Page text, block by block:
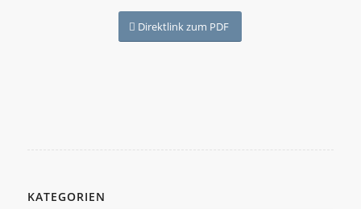
Direktlink zum PDF
KATEGORIEN